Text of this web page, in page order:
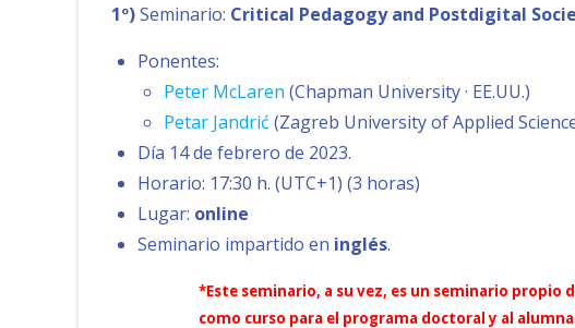
1º)Seminario: Critical Pedagogy and Postdigital
Ponentes:
Peter McLaren (Chapman University · EE.UU.)
Petar Jandrić (Zagreb University of Applied
Día 14 de febrero de 2023.
Horario: 17:30 h. (UTC+1) (3 horas)
Lugar: online
Seminario impartido en inglés.
*Este seminario, a su vez, es un seminario propio
como curso para el programa doctoral y al